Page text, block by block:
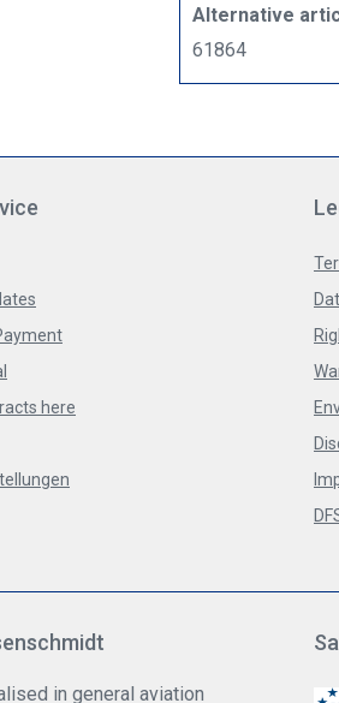
Alternative
61864
here
in general aviation